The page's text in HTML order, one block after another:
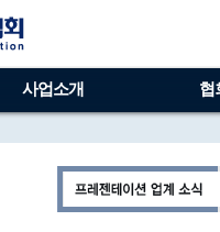
사업소개 협